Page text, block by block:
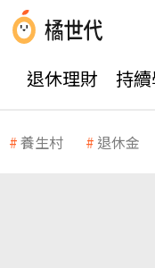
退休理財 持
養生村 退休金